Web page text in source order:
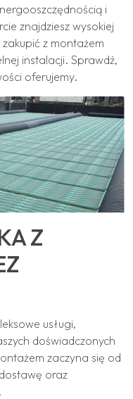
i
znajdziesz wysokiej
z montażem
instalacji. Sprawdź,
oferujemy.
Z
usługi,
doświadczonych
zaczyna się od
oraz